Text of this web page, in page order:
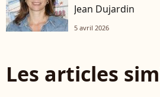
Jean Dujardin
5 avril 2026
Les articles